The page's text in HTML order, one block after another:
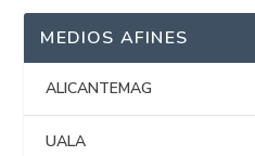
MEDIOS AFINES
ALICANTEMAG
UALA